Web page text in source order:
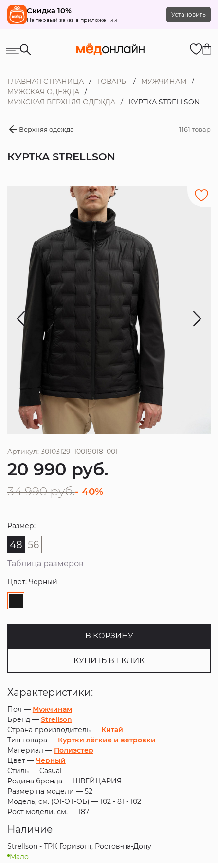
Скидка 10%
На первый заказ в приложении
Установить
ГЛАВНАЯ СТРАНИЦА ТОВАРЫ
МУЖЧИНАМ
МУЖСКАЯ ОДЕЖДА
МУЖСКАЯ ВЕРХНЯЯ ОДЕЖДА
КУРТКА STRELLSON
Верхняя одежда 1161 товар
КУРТКА STRELLSON
Артикул: 30103129_10019018_001
20 990 руб.
34 990 руб.- 40%
Размер:
48 56
Таблица размеров
Цвет: Черный
В КОРЗИНУ
КУПИТЬ В 1 КЛИК
Характеристики:
Пол — Мужчинам
Бренд — Strellson
Страна производитель — Китай
Тип товара — Куртки лёгкие и ветровки
Материал — Полиэстер
Цвет — Черный
Стиль — Casual
Родина бренда — ШВЕЙЦАРИЯ
Размер на модели — 52
Модель, см. (ОГ-ОТ-ОБ) — 102 - 81 - 102
Рост модели, см. — 187
Наличие
Strellson - ТРК Горизонт, Ростов-на-Дону
Мало